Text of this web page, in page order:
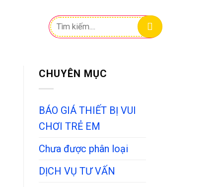
Tìm
kiếm:
CHUYÊN MỤC
BÁO GIÁ THIẾT BỊ VUI
CHƠI TRẺ EM
Chưa được phân loại
DỊCH VỤ TƯ VẤN